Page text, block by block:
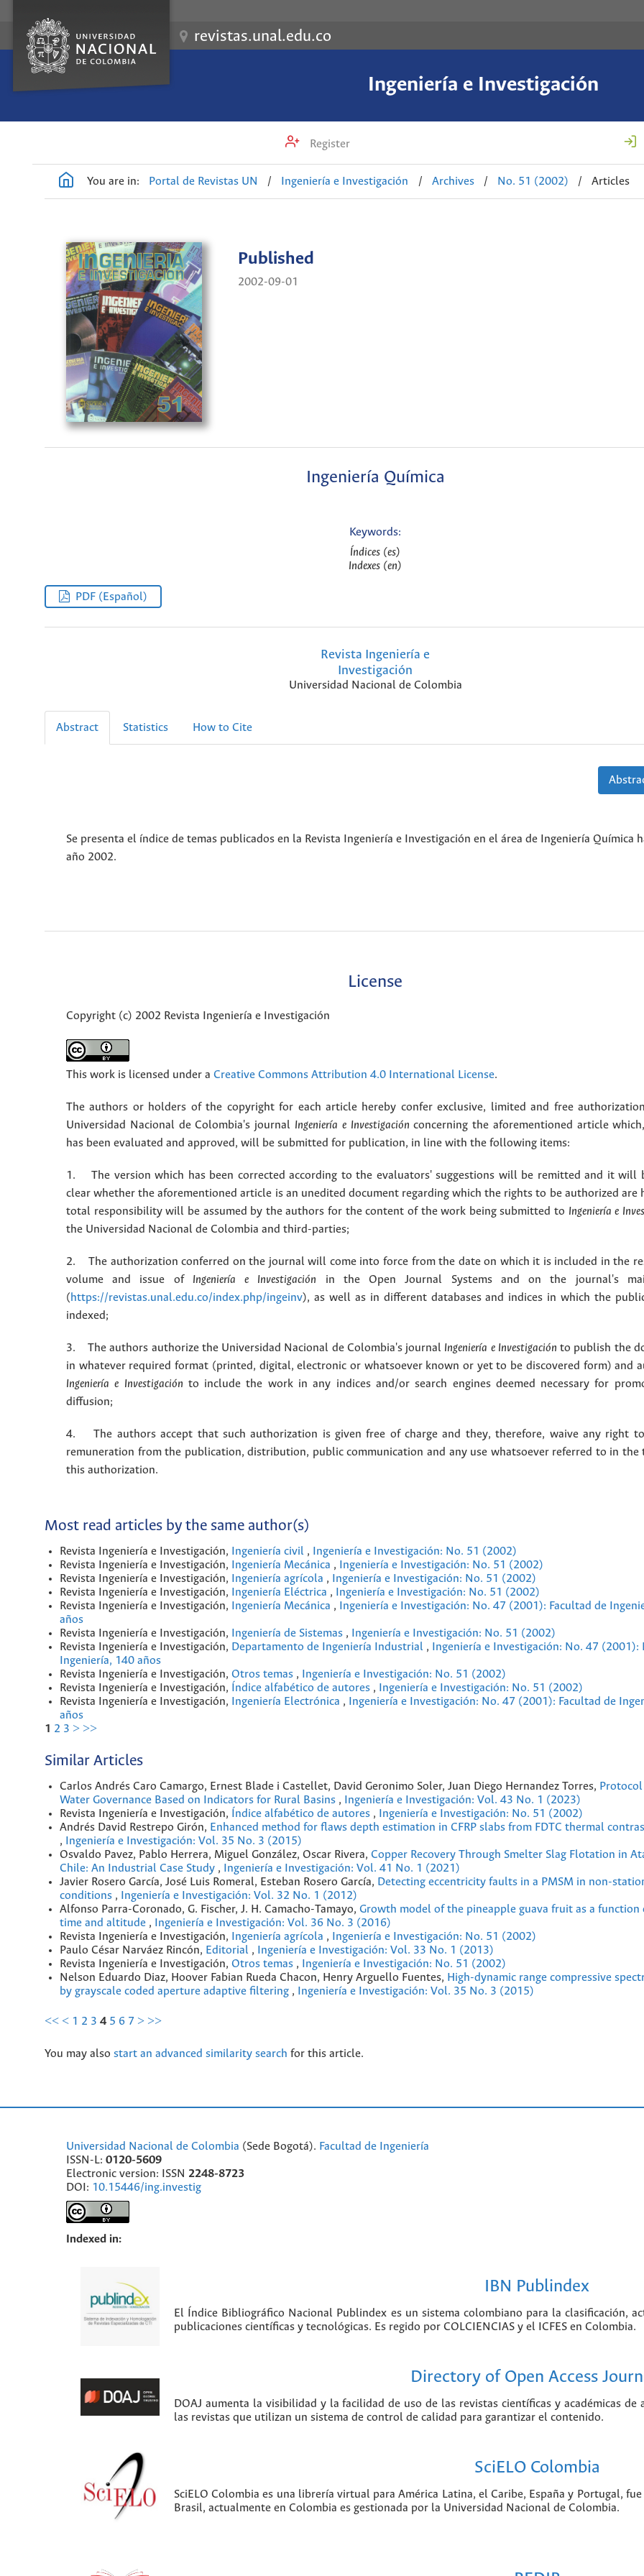
revistas.unal.edu.co
Ingeniería e Investigación
Register
You are in: Portal de Revistas UN / Ingeniería e Investigación / Archives / No. 51 (2002) / Articles
Published
2002-09-01
Ingeniería Química
Keywords:
Índices (es)
Indexes (en)
PDF (Español)
Revista Ingeniería e
Investigación
Universidad Nacional de Colombia
Abstract Statistics How to Cite
Se presenta el índice de temas publicados en la Revista Ingeniería e Investigación en el área de Ingeniería Química
año 2002.
License
Copyright (c) 2002 Revista Ingeniería e Investigación
This work is licensed under a Creative Commons Attribution 4.0 International License.
The authors or holders of the copyright for each article hereby confer exclusive, limited and free
Universidad Nacional de Colombia's journal Ingeniería e Investigación concerning the aforementioned article
has been evaluated and approved, will be submitted for publication, in line with the following items:
1. The version which has been corrected according to the evaluators' suggestions will be remitted and it will
clear whether the aforementioned article is an unedited document regarding which the rights to be authorized are
total responsibility will be assumed by the authors for the content of the work being submitted to Ingeniería e
the Universidad Nacional de Colombia and third-parties;
2. The authorization conferred on the journal will come into force from the date on which it is included in the
volume and issue ofIngeniería e Investigación in the Open Journal Systems and on the journal's
(https://revistas.unal.edu.co/index.php/ingeinv), as well as in different databases and indices in which the
indexed;
3. The authors authorize the Universidad Nacional de Colombia's journal Ingeniería e Investigación to publish the
in whatever required format (printed, digital, electronic or whatsoever known or yet to be discovered form) and
Ingeniería e Investigación to include the work in any indices and/or search engines deemed necessary for
diffusion;
4. The authors accept that such authorization is given free of charge and they, therefore, waive any right
remuneration from the publication, distribution, public communication and any use whatsoever referred to in the
this authorization.
Most read articles by the same author(s)
Revista Ingeniería e Investigación, Ingeniería civil ,
Ingeniería e Investigación: No. 51 (2002)
Revista Ingeniería e Investigación,
Ingeniería Mecánica ,
Ingeniería e Investigación: No. 51 (2002)
Revista Ingeniería e Investigación,
Ingeniería agrícola ,
Ingeniería e Investigación: No. 51 (2002)
Revista Ingeniería e Investigación,
Ingeniería Eléctrica ,
Ingeniería e Investigación: No. 51 (2002)
Revista Ingeniería e Investigación,
Ingeniería Mecánica ,
Ingeniería e Investigación: No. 47 (2001): Facultad de
años
Revista Ingeniería e Investigación,
Ingeniería de Sistemas ,
Ingeniería e Investigación: No. 51 (2002)
Revista Ingeniería e Investigación, Departamento de Ingeniería Industrial ,
Ingeniería e Investigación: No. 47 (2001):
Ingeniería, 140 años
Revista Ingeniería e Investigación, Otros temas ,
Ingeniería e Investigación: No. 51 (2002)
Revista Ingeniería e Investigación,
Índice alfabético de autores ,
Ingeniería e Investigación: No. 51 (2002)
Revista Ingeniería e Investigación,
Ingeniería Electrónica ,
Ingeniería e Investigación: No. 47 (2001): Facultad de
años
1 2 3 > >>
Similar Articles
Carlos Andrés Caro Camargo, Ernest Blade i Castellet, David Geronimo Soler, Juan Diego Hernandez Torres,
Water Governance Based on Indicators for Rural Basins ,
Ingeniería e Investigación: Vol. 43 No. 1 (2023)
Revista Ingeniería e Investigación,
Índice alfabético de autores ,
Ingeniería e Investigación: No. 51 (2002)
Andrés David Restrepo Girón, Enhanced method for flaws depth estimation in CFRP slabs from FDTC thermal
,
Ingeniería e Investigación: Vol. 35 No. 3 (2015)
Osvaldo Pavez, Pablo Herrera, Miguel González, Oscar Rivera, Copper Recovery Through Smelter Slag Flotation in
Chile: An Industrial Case Study ,
Ingeniería e Investigación: Vol. 41 No. 1 (2021)
Javier Rosero García, José Luis Romeral, Esteban Rosero García, Detecting eccentricity faults in a PMSM in non-
conditions ,
Ingeniería e Investigación: Vol. 32 No. 1 (2012)
Alfonso Parra-Coronado, G. Fischer, J. H. Camacho-Tamayo, Growth model of the pineapple guava fruit as a function
time and altitude ,
Ingeniería e Investigación: Vol. 36 No. 3 (2016)
Revista Ingeniería e Investigación,
Ingeniería agrícola ,
Ingeniería e Investigación: No. 51 (2002)
Paulo César Narváez Rincón, Editorial ,
Ingeniería e Investigación: Vol. 33 No. 1 (2013)
Revista Ingeniería e Investigación, Otros temas ,
Ingeniería e Investigación: No. 51 (2002)
Nelson Eduardo Diaz, Hoover Fabian Rueda Chacon, Henry Arguello Fuentes, High-dynamic range compressive
by grayscale coded aperture adaptive filtering , Ingeniería e Investigación: Vol. 35 No. 3 (2015)
<< < 1 2 3 4 5 6 7 > >>
You may also start an advanced similarity search for this article.
Universidad Nacional de Colombia (Sede Bogotá). Facultad de Ingeniería
ISSN-L: 0120-5609
Electronic version: ISSN 2248-8723
DOI: 10.15446/ing.investig
Indexed in:
IBN Publindex
El Índice Bibliográfico Nacional Publindex es un sistema colombiano para la clasificación,
publicaciones científicas y tecnológicas. Es regido por COLCIENCIAS y el ICFES en Colombia.
Directory of Open Access
DOAJ aumenta la visibilidad y la facilidad de uso de las revistas científicas y académicas
las revistas que utilizan un sistema de control de calidad para garantizar el contenido.
SciELO Colombia
SciELO Colombia es una librería virtual para América Latina, el Caribe, España y Portugal,
Brasil, actualmente en Colombia es gestionada por la Universidad Nacional de Colombia.